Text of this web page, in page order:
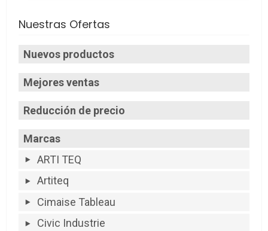
Nuestras Ofertas
Nuevos productos
Mejores ventas
Reducción de precio
Marcas
ARTI TEQ
Artiteq
Cimaise Tableau
Civic Industrie